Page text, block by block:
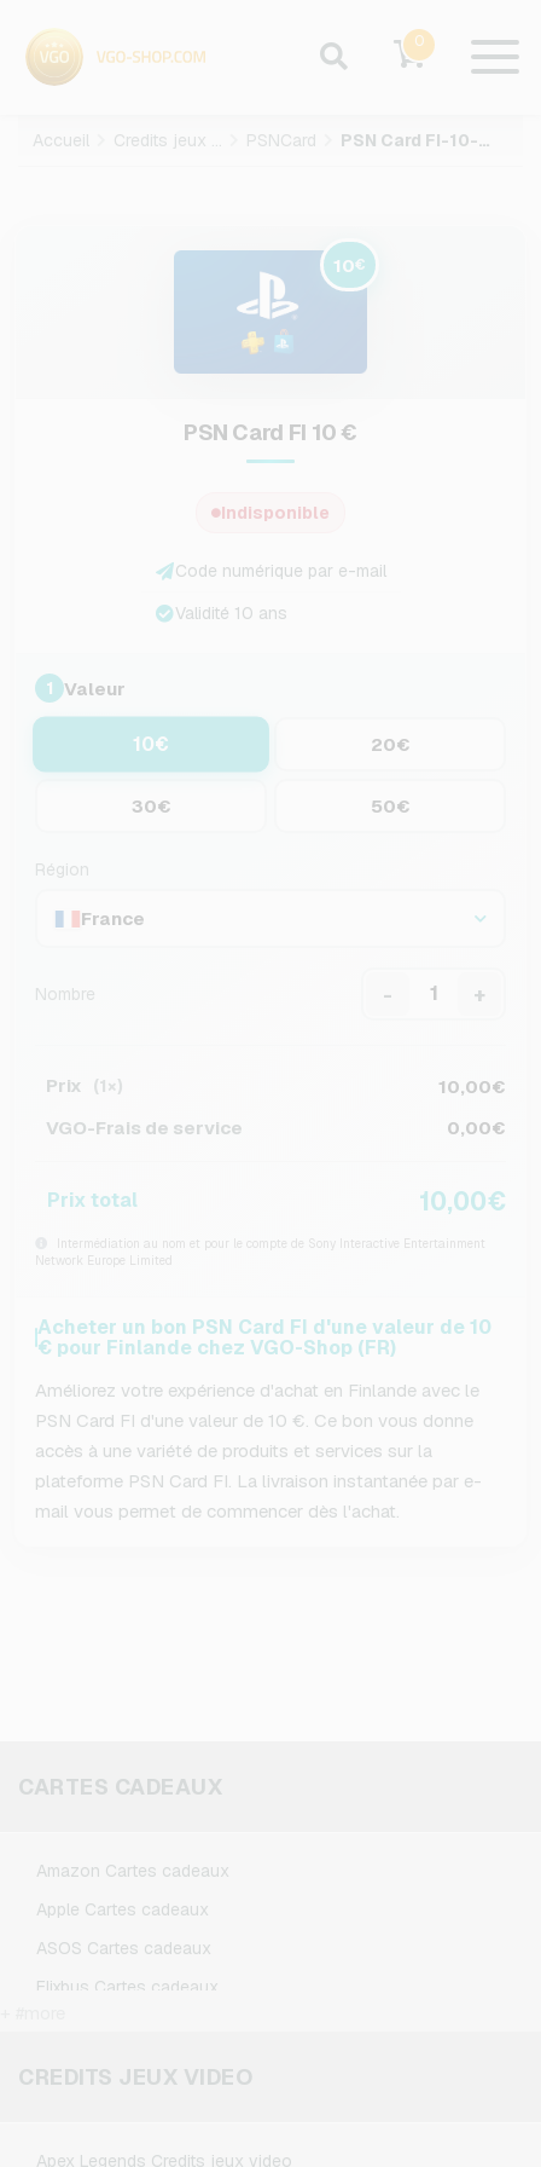
0
Accueil Credits jeux video PSNCard PSN Card FI-10-EUR
10€
PSN Card FI 10 €
Indisponible
Code numérique par e-mail
Validité 10 ans
1 Valeur
10€ 20€
30€ 50€
Région
France
Nombre - +
Prix (1×)
10,00€
VGO-Frais de service
0,00€
Prix total 10,00€
Intermédiation au nom et pour le compte de Sony Interactive Entertainment
Network Europe Limited
Acheter un bon PSN Card FI d'une valeur de 10
€ pour Finlande chez VGO-Shop (FR)
Améliorez votre expérience d'achat en Finlande avec le
PSN Card FI d'une valeur de 10 €. Ce bon vous donne
accès à une variété de produits et services sur la
plateforme PSN Card FI. La livraison instantanée par e-
mail vous permet de commencer dès l'achat.
CARTES CADEAUX
Amazon Cartes cadeaux
Apple Cartes cadeaux
ASOS Cartes cadeaux
Flixbus Cartes cadeaux
Google Play Cartes cadeaux
CREDITS JEUX VIDEO
Apex Legends Credits jeux video